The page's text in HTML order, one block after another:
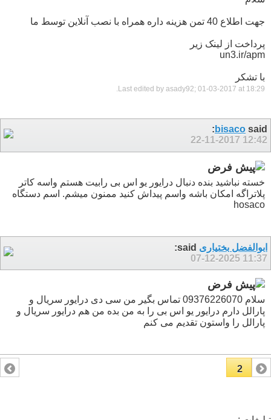
جهت اطلاع 40 تمن هزینه داره همراه با نصب آنلاین توسط ما
پرداخت از لینک زیر
un3.ir/apm
با تشکر
Last edited by asady92; 01-03-2017 at 18:29
.
bisaco said:
22-11-2017 12:42
خسته نباشید بنده دنبال درایور یو اس بی رابیت هستم واسه کاتر
پلاتراگه امکان باشه واسم پیداش کنید ممنون میشم. اسم دستگاه
hosaco
ابوالفضل بختیاری
07-12-2025 11:37
سلام 09376226070 تماس بگیر من سی دی درایور سریال و
پارالل دارم درایور یو اس بی را به من بده من هم درایور سریال و
پارالل را واستون تقدیم می کنم
1
2